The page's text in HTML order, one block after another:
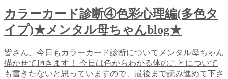
カラーカード診断④色彩心理編(多色タ
イプ)★メンタル母ちゃんblog★
皆さん、今日もカラーカード診断についてメンタル母ちゃん
描かせて頂きます！ 今日は色からわかる体のことについて
も書きたないと思っていますので、最後まで読み進めて下さ